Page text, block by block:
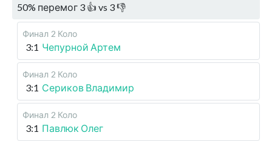
50% перемог 3 👍 vs 3👎
Финал 2 Коло
3:1 Чепурной Артем
Финал 2 Коло
3:1 Сериков Владимир
Финал 2 Коло
3:1 Павлюк Олег